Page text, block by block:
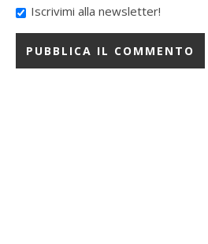
Iscrivimi alla newsletter!